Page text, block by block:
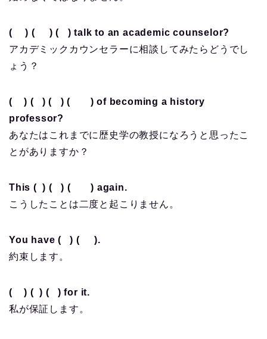
( ) ( ) ( ) talk to an academic counselor?
アカデミックカウンセラーに相談してみたらどうでし
ょう？
( ) ( ) ( ) ( ) of becoming a history
professor?
あなたはこれまでに歴史学の教授になろうと思ったこ
とがありますか？
This ( ) ( ) ( ) again.
こうしたことは二度と起こりません。
You have ( ) ( ).
約束します。
( ) ( ) ( ) for it.
私が保証します。